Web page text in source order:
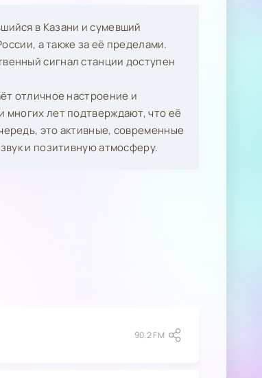
в Казани и сумевший
а также за её пределами.
сигнал станции доступен
отличное настроение и
многих лет подтверждают, что её
это активные, современные
и позитивную атмосферу.
90.2 FM